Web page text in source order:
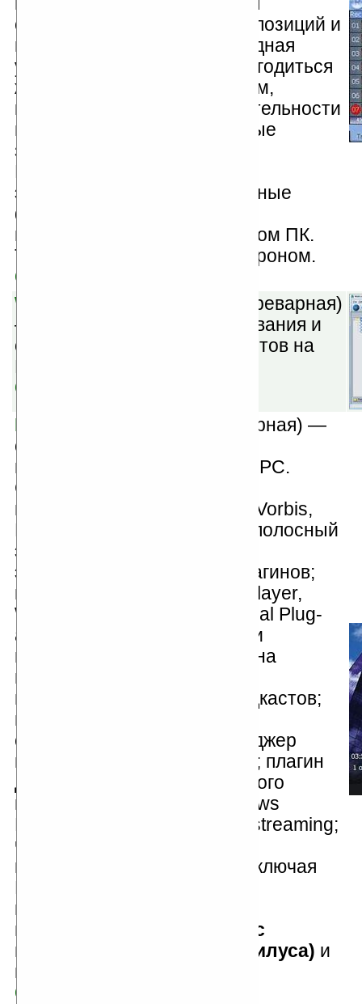
создания музыкальных композиций и
в то же время это превосходная
утилита, которая может пригодиться
журналистам и бизнесменам,
которым по роду своей деятельности
приходится делать голосовые
заметки или комментарии.
Композиции могут быть
экспортированы в стандартные
файловые форматы для
использования на настольном ПК.
Также есть встроенный метроном.
Скачать
WebCopier Mobile v4.5
(шареварная)
— это программа для скачивания и
офлайн-просмотра web-сайтов на
КПК.
Скачать
Pocket Player v3.5
(шареварная) —
один из лучших аудио-
проигрывателей для Pocket PC.
Основные функции: полная
поддержка MP3, WMA, Ogg Vorbis,
FLAC и WAV форматов; 10-полосный
эквалайзер, предустановки
эквалайзера; поддержка плагинов;
поддержка скинов (Pocket Player,
WMP и WSZ скины); Universal Plug-
and-Play (UPnP): просмотр и
воспроизведение контента на
настольном ПК; проводник
потокового web-радио и подкастов;
поддержка визуализации и
скачивания Album Art; менеджер
плейлистов; медиа браузер; плагин
для Today; поддержка сетевого
проигрывания: HTTP, Windows
Network, Shoutcast, Icecast streaming;
чтение ID3 v1/v1.1/v2 тэгов;
поддержка DSP-плагинов, включая
Bass Boost; управляемые
пользователем «Закладки»;
навигация по библиотеке с
помощью пальцев (без стилуса) и
многое другое.
Скачать